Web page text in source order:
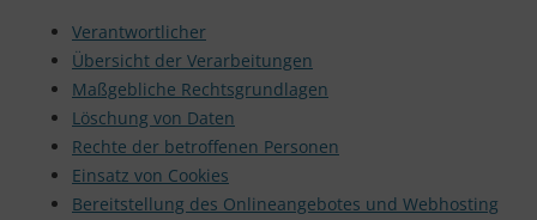
Verantwortlicher
Übersicht der Verarbeitungen
Maßgebliche Rechtsgrundlagen
Löschung von Daten
Rechte der betroffenen Personen
Einsatz von Cookies
Bereitstellung des Onlineangebotes und Webhosting